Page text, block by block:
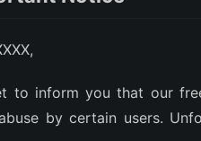
to inform you that our
by certain users.